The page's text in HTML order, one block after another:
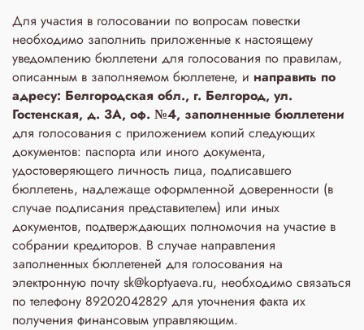
Для участия в голосовании по вопросам повестки
необходимо заполнить приложенные к настоящему
уведомлению бюллетени для голосования по правилам,
описанным в заполняемом бюллетене, и направить по
адресу: Белгородская обл., г. Белгород, ул.
Гостенская, д. 3A, оф. №4, заполненные бюллетени
для голосования с приложением копий следующих
документов: паспорта или иного документа,
удостоверяющего личность лица, подписавшего
бюллетень, надлежаще оформленной доверенности (в
случае подписания представителем) или иных
документов, подтверждающих полномочия на участие в
собрании кредиторов. В случае направления
заполненных бюллетеней для голосования на
электронную почту sk@koptyaeva.ru, необходимо связаться
по телефону 89202042829 для уточнения факта их
получения финансовым управляющим.